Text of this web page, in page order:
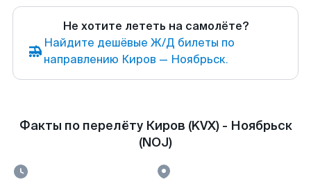
Не хотите лететь на самолёте?
Найдите дешёвые Ж/Д билеты по
направлению Киров — Ноябрьск.
Факты по перелёту Киров (KVX) - Ноябрьск
(NOJ)